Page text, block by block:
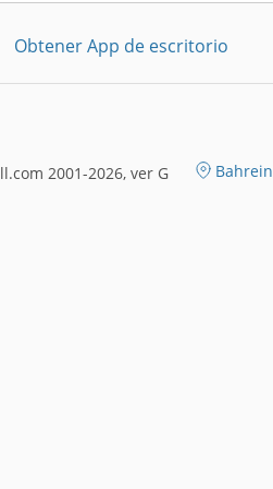
Obtener App de escritorio
2001-2026, ver G Bahrein